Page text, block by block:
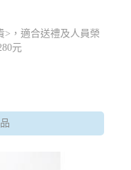
>，適合送禮及人員榮
元